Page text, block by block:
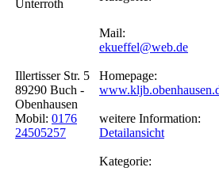
Unterroth
Illertisser Str. 5
89290 Buch -
Obenhausen
Mobil: 0176
24505257
Mail:
ekueffel@web.de
Homepage:
weitere Information:
Detailansicht
Kategorie: